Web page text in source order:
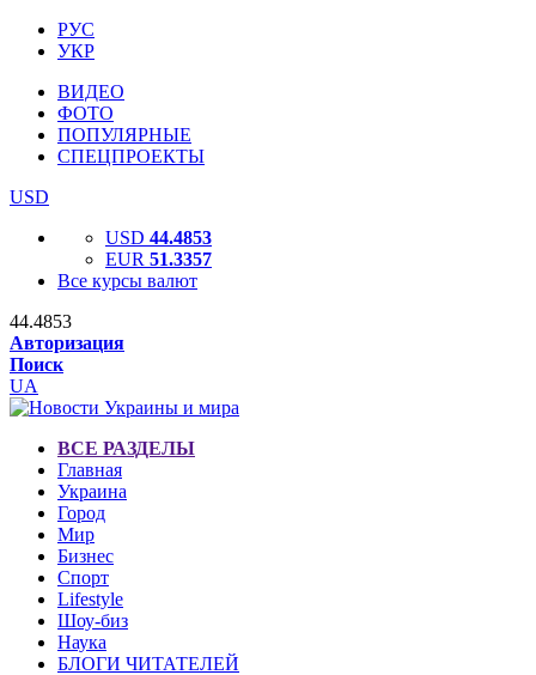
РУС
УКР
ВИДЕО
ФОТО
ПОПУЛЯРНЫЕ
СПЕЦПРОЕКТЫ
USD
USD 44.4853
EUR 51.3357
Все курсы валют
44.4853
Авторизация
Поиск
UA
ВСЕ РАЗДЕЛЫ
Главная
Украина
Город
Мир
Бизнес
Спорт
Lifestyle
Шоу-биз
Наука
БЛОГИ ЧИТАТЕЛЕЙ